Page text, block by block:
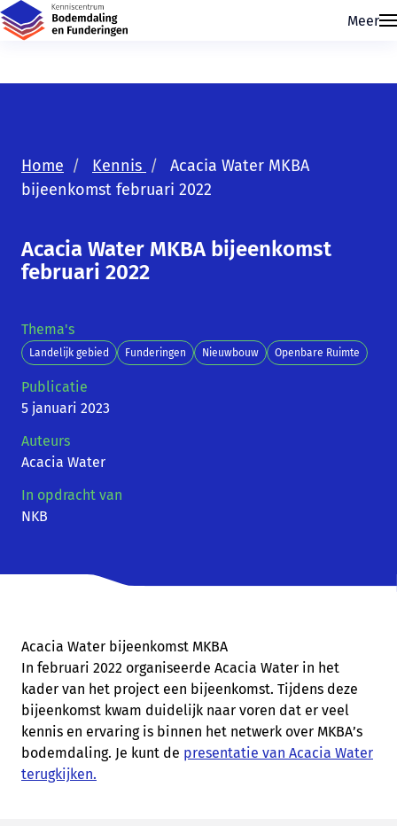
Skip navigatie
Meer
Home Kennis
Acacia Water MKBA
bijeenkomst februari 2022
Acacia Water MKBA bijeenkomst
februari 2022
Thema's
Landelijk gebied Funderingen Nieuwbouw Openbare Ruimte
Publicatie
5 januari 2023
Auteurs
Acacia Water
In opdracht van
NKB
Acacia Water bijeenkomst MKBA
In februari 2022 organiseerde Acacia Water in het
kader van het project een bijeenkomst. Tijdens deze
bijeenkomst kwam duidelijk naar voren dat er veel
kennis en ervaring is binnen het netwerk over MKBA’s
bodemdaling. Je kunt de presentatie van Acacia Water
terugkijken.